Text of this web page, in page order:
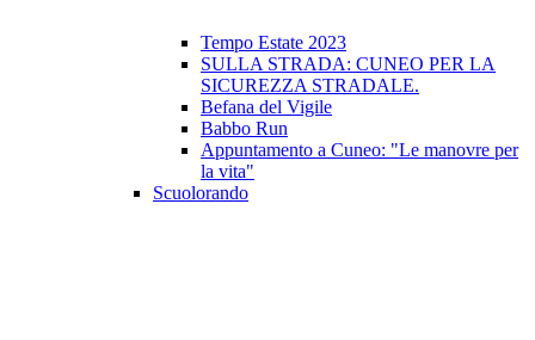
Tempo Estate 2023
SULLA STRADA: CUNEO PER LA
SICUREZZA STRADALE.
Befana del Vigile
Babbo Run
Appuntamento a Cuneo: "Le manovre per
la vita"
Scuolorando